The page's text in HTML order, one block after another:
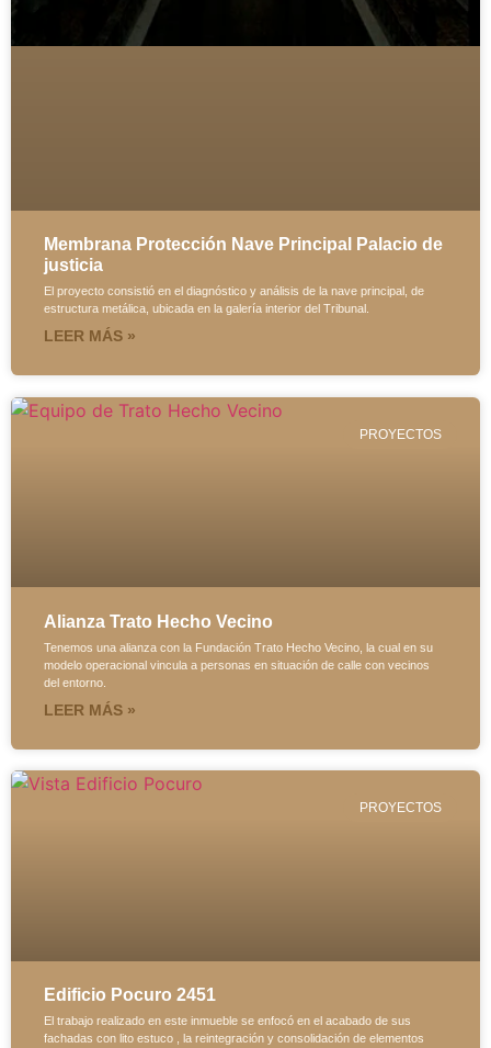
Membrana Protección Nave Principal Palacio de
justicia
El proyecto consistió en el diagnóstico y análisis de la nave principal, de
estructura metálica, ubicada en la galería interior del Tribunal.
LEER MÁS »
PROYECTOS
Alianza Trato Hecho Vecino
Tenemos una alianza con la Fundación Trato Hecho Vecino, la cual en su
modelo operacional vincula a personas en situación de calle con vecinos
del entorno.
LEER MÁS »
PROYECTOS
Edificio Pocuro 2451
El trabajo realizado en este inmueble se enfocó en el acabado de sus
fachadas con lito estuco , la reintegración y consolidación de elementos